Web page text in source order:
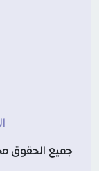
جميع الحقوق